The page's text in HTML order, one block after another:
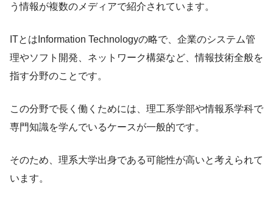
う情報が複数のメディアで紹介されています。
ITとはInformation Technologyの略で、企業のシステム管
理やソフト開発、ネットワーク構築など、情報技術全般を
指す分野のことです。
この分野で長く働くためには、理工系学部や情報系学科で
専門知識を学んでいるケースが一般的です。
そのため、理系大学出身である可能性が高いと考えられて
います。